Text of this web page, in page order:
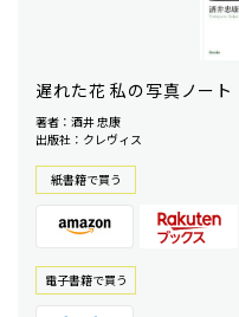
遅れた花 私の写真ノート
著者：酒井 忠康
出版社：クレヴィス
紙書籍で買う
電⼦書籍で買う